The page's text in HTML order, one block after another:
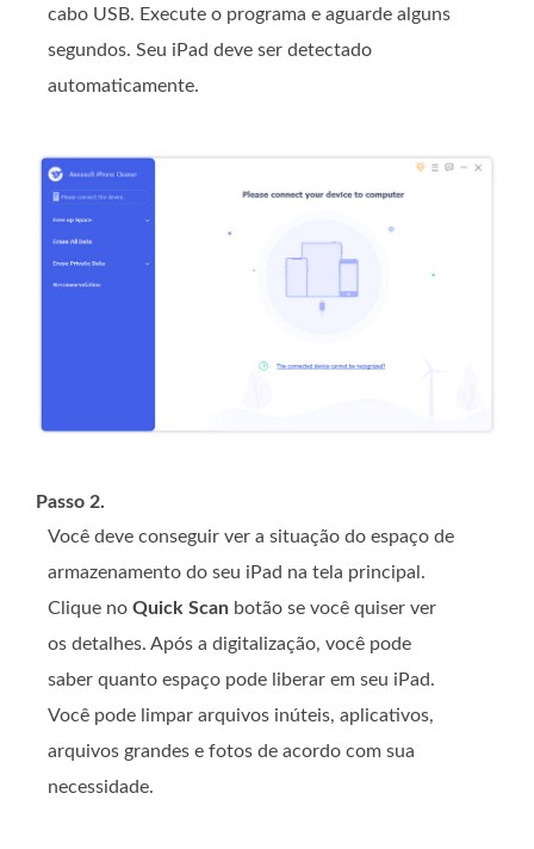
cabo USB. Execute o programa e aguarde alguns
segundos. Seu iPad deve ser detectado
automaticamente.
Passo 2.
Você deve conseguir ver a situação do espaço de
armazenamento do seu iPad na tela principal.
Clique no Quick Scan botão se você quiser ver
os detalhes. Após a digitalização, você pode
saber quanto espaço pode liberar em seu iPad.
Você pode limpar arquivos inúteis, aplicativos,
arquivos grandes e fotos de acordo com sua
necessidade.